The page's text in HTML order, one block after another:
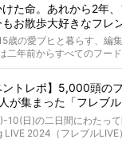
」
、霊感がない人でも愛犬
人だからこそ暗くなりす
る。
存版のスペシャル対談です！
ての名は「靖賢（せいけ
という年齢にして、なぜ
か。
犬の旅立ちとどのように
た命。あれから2年
お散歩大好きなフレ
歳の愛ブヒと暮らす、編
二年前からすべてのフー
査をしても異常はなく「
めるしかないのかな…そん
fu-do(ザ・フード)」の試
THE fu-do(ザ・フード)」
歳になり、今も元気にお
、二年前の絶望から今まで
ントレポ】5,000頭の
が集まった「フレブ
10(日)の二日間にわたっ
LIVE 2024（フレブルLIVE
のべ5,000頭のフレンチブ